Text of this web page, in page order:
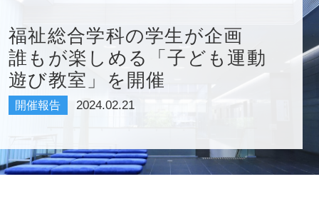
国際
大学
福祉総合学科の学生が企画
誰もが楽しめる「子ども運動
遊び教室」を開催
開催報告 2024.02.21